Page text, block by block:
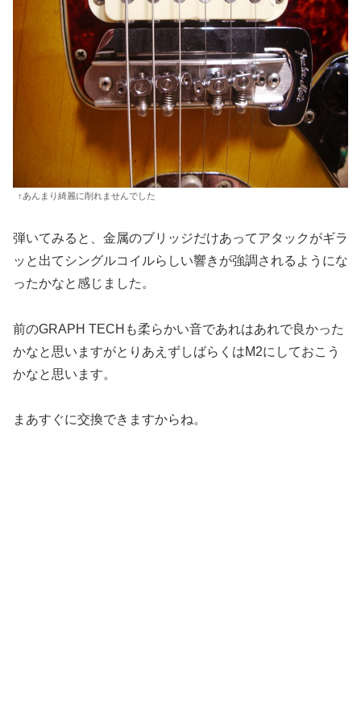
↑あんまり綺麗に削れませんでした
弾いてみると、金属のブリッジだけあってアタックがギラ
ッと出てシングルコイルらしい響きが強調されるようにな
ったかなと感じました。
前のGRAPH TECHも柔らかい音であれはあれで良かった
かなと思いますがとりあえずしばらくはM2にしておこう
かなと思います。
まあすぐに交換できますからね。